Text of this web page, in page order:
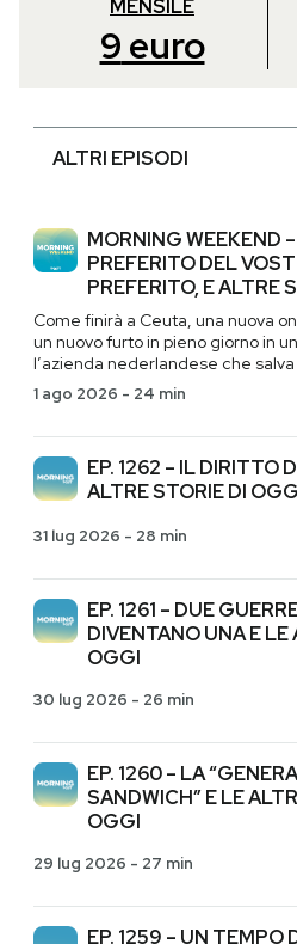
MENSILE
9 euro
ALTRI EPISODI
MORNING WEEKEND
PREFERITO DEL
PREFERITO, E ALTRE
Come finirà a Ceuta, una nuova
un nuovo furto in pieno giorno in
l’azienda nederlandese che
1 ago 2026 - 24 min
EP. 1262 – IL DIRITTO
ALTRE STORIE DI
31 lug 2026 - 28 min
EP. 1261 – DUE
DIVENTANO UNA E LE
OGGI
30 lug 2026 - 26 min
EP. 1260 – LA
SANDWICH” E LE
OGGI
29 lug 2026 - 27 min
EP. 1259 – UN TEMPO